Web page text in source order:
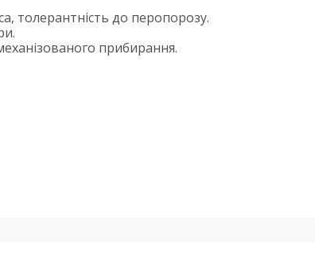
толерантність до перопорозу.
прибирання.